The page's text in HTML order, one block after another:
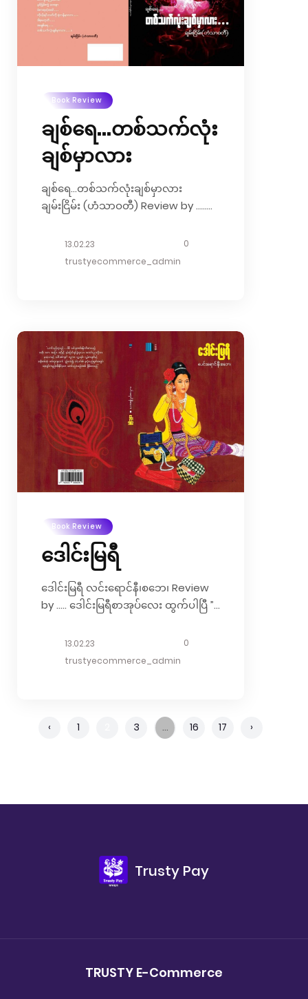
ပါသည်။ ရာသီဥတုပြောင်းလဲခြင်းသည်
“နေမဝင် ရေပြင်ခဲသည့် မြောက် ဝင်ရိုးစွန်း
မှသည် ရေရှားသည့်သဲကန္တာရဆဟာရပါ
Book Review
ချစ်ရေ…တစ်သက်လုံး
ချစ်မှာလား
ချစ်ရေ…တစ်သက်လုံးချစ်မှာလား
ချမ်းငြိမ်း (ဟံသာဝတီ) Review by …..
ပရိတ်သတ်များသာမကလူငယ်
စာဖတ်ပရိတ်သတ်များအတွက်ပါစာအုပ်
များ၊”အချစ်”ဆိုသောအရာကိုတန်ဖိုးထား
သောလူငယ်များအတွက်စာအုပ်တစ်အုပ်
ရေးချင်နေမိပါတယ်။ လောကလူသားတွေ
ဖြေရှင်းလို့မရသေးတဲ့ပုဒ်စာတွေထဲမှာ
”အချစ်”ဆိုတဲ့အရာဟာထိပ်ဆုံးမှာရှိနေပါ
တယ်။ အချစ်ဟာစွမ်းအားအပြင်းဆုံးခံစား
ချက်ဖြစ်လို့ အချစ်အတွက်ကြောင့်ဓား
တောင်ကိုကျော်ရဲကြတယ်။ အချစ်
အတွက်မီးပင်လယ်ကိုဖြတ်ကူးရဲကြပြန်
လိုသေပွဲဝင်ရဲကြပြီး အချစ်အတွက်နဲ့
တိုက်ပွဲဝင်ရဲကြသလို အချစ်အတွက်နဲ့မ
သတီစရာကောင်းလောက်အောင်
သစ္စာဖောက်ရဲကြတယ်။ အချစ်ဆိုဟာကုန်
ခမ်းသွားတတ်တဲ့သဘောလည်းရှိတတ်
တယ်။ တချို့အချစ်တွေဟာရာသက်ပန်၊
ရိုးမြေကျတသွင်တည်းရှိပေမဲ့တချို့
သဘောသဘာဝရှိတယ်။ အဲဒီတော့…..ချစ်
ကွေ့နောက်တစ်လှည့်မှာနောက်အချစ်ကို
တွေ့မလားဆိုပြီးစိတ်ကစားတတ်တဲ့
ပြန်ဆိုထားပြီး”ချစ်ရေ…တစ်သက်လုံးချစ်
ကတော့..တစ်ယောက်ဆိုတစ်ယောက်ကို
တစ်သက်လုံး..ချစ်ရေ…ဒါမှမဟုတ်..အချစ်
ချင်မိပါတယ်။ ဖတ်ရှုပြီး”အချစ်”အမြင်ထူး
13.02.23
0
trustyecommerce_admin
Book Review
ဒေါင်းမြရီ
ဒေါင်းမြရီ လင်းရောင်နီ၊စဘေ၊ Review
by ….. ဒေါင်းမြရီစာအုပ်လေး ထွက်ပါပြီ ”
ဆိုတဲ့ စဘေရွာသူကလေး ဘဝကနေ ”
ဒေါင်းမြရီ ” ဆိုတဲ့ ပညာအရှိန်ကျော်စော
မင်းသမီးအတတ်ပညာတွေကို သင်ယူ
အားထုတ်ခဲ့ရပုံ၊ ဆူကြုံနိမ့်မြင့် လောကဓံ
ပြောင်းလေးတွေနဲ့...
13.02.23
0
trustyecommerce_admin
‹ 1 3 … 16 17 ›
Trusty Pay
TRUSTY E-Commerce